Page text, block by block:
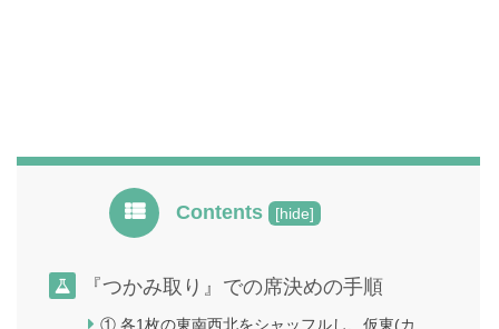
Contents [hide]
『つかみ取り』での席決めの手順
① 各1枚の東南西北をシャッフルし、仮東(カ